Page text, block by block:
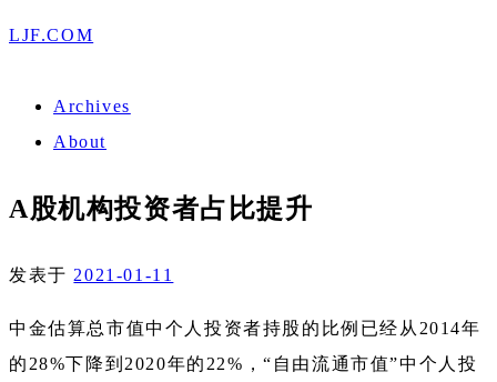
LJF.COM
Archives
About
A股机构投资者占比提升
发表于 2021-01-11
中金估算总市值中个人投资者持股的比例已经从2014年
的28%下降到2020年的22%，“自由流通市值”中个人投